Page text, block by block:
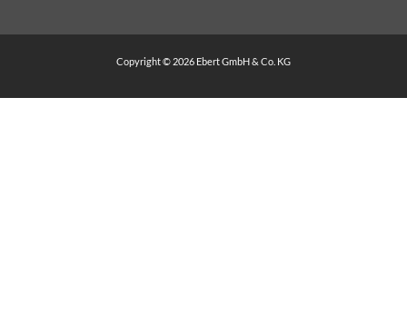
Copyright © 2026 Ebert GmbH & Co. KG